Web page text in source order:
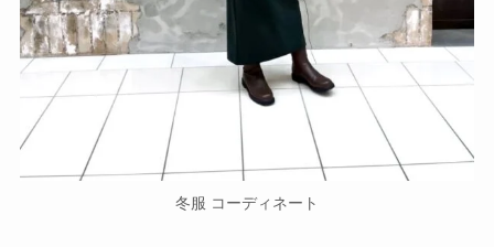
冬服 コーディネート